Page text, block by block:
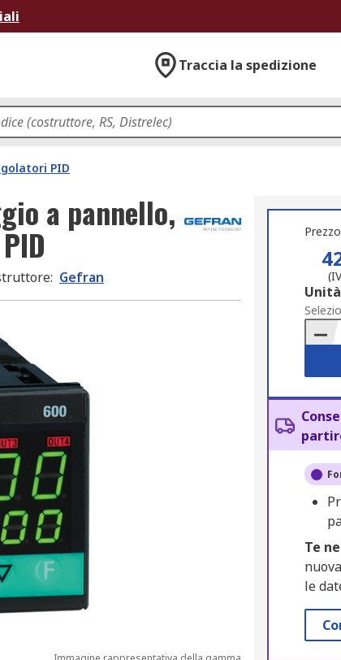
Traccia la spedizione
PID
a pannello,
: Gefran
Add
to
Basket
Unità
Te
le